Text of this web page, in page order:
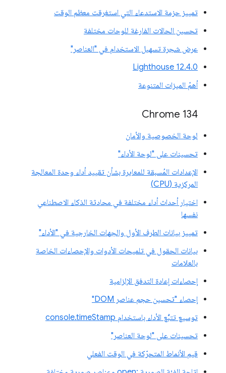
تمييز حزمة الاستدعاء التي استغرقت معظم الوقت
تحسين الحالات الفارغة للوحات مختلفة
عرض شجرة تسهيل الاستخدام في "العناصر"
‫Lighthouse 12.4.0
أهمّ الميزات المتنوعة
‫Chrome 134
لوحة الخصوصية والأمان
تحسينات على "لوحة الأداء"
الإعدادات المُسبقة للمعايرة بشأن تقييد أداء وحدة المعالجة
المركزية (CPU)
اختيار أحداث أداء مختلفة في محادثة الذكاء الاصطناعي
نفسها
تمييز بيانات الطرف الأول والجهات الخارجية في "الأداء"
بيانات الحقول في تلميحات الأدوات والإحصاءات الخاصة
بالعلامات
إحصاءات إعادة التدفق الإلزامية
إحصاء "تحسين حجم عناصر DOM"
توسيع تتبُّع الأداء باستخدام console.timeStamp
تحسينات على "لوحة العناصر"
قيم الأنماط المتحرّكة في الوقت الفعلي